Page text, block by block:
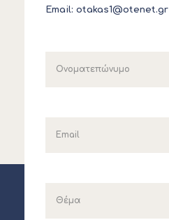
Email: otakas1@otenet.gr